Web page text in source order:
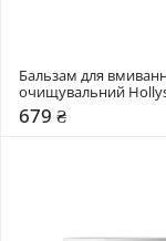
Бальзам для
очищувальний
679 ₴